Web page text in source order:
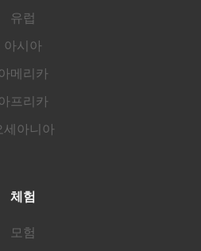
유럽
아시아
메리카
프리카
세아니아
체험
모험